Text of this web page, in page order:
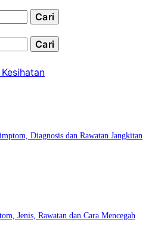
Diagnosis dan Rawatan Jangkitan
Jenis, Rawatan dan Cara Mencegah